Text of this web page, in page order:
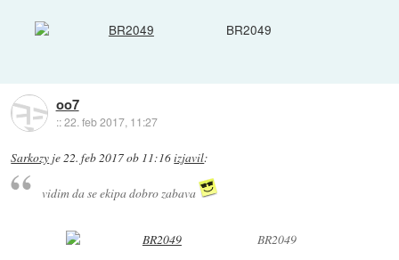
BR2049
oo7
::22. feb 2017, 11:27
Sarkozy je 22. feb 2017 ob 11:16izjavil:
vidim da se ekipa dobro zabava
BR2049